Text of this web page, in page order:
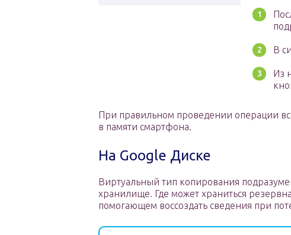
В
Из
При правильном проведении операции
в памяти смартфона.
На Google Диске
Виртуальный тип копирования
хранилище. Где может храниться
помогающем воссоздать сведения при